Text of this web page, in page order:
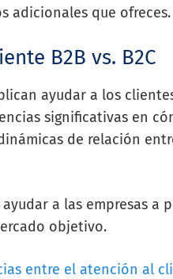
adicionales que ofreces.
B2B vs. B2C
ayudar a los
significativas en
de relación
a las empresas a
objetivo.
entre el atención al